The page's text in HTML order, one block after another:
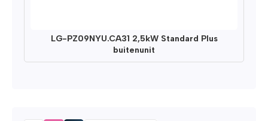
LG-PZ09NYU.CA31 2,5kW Standard Plus
buitenunit